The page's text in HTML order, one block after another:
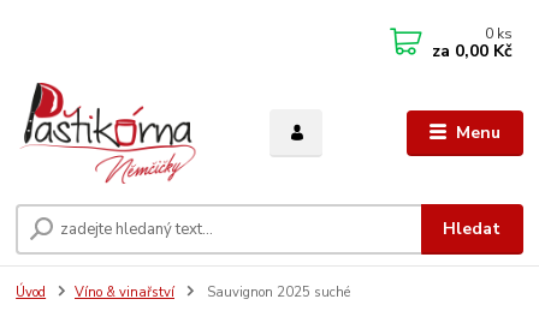
Menu
Hledat
0 ks
za 0,00 Kč
Úvod Víno & vinařství Sauvignon 2025 suché